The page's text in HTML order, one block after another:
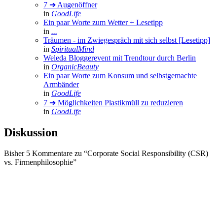
7 ➔ Augenöffner
in GoodLife
Ein paar Worte zum Wetter + Lesetipp
in ...
Träumen - im Zwiegespräch mit sich selbst [Lesetipp]
in SpiritualMind
Weleda Bloggerevent mit Trendtour durch Berlin
in OrganicBeauty
Ein paar Worte zum Konsum und selbstgemachte
Armbänder
in GoodLife
7 ➔ Möglichkeiten Plastikmüll zu reduzieren
in GoodLife
Diskussion
Bisher 5 Kommentare zu “Corporate Social Responsibility (CSR)
vs. Firmenphilosophie”